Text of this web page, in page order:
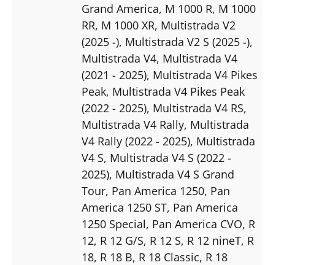
Grand America, M 1000 R, M 1000
RR, M 1000 XR, Multistrada V2
(2025 -), Multistrada V2 S (2025 -),
Multistrada V4, Multistrada V4
(2021 - 2025), Multistrada V4 Pikes
Peak, Multistrada V4 Pikes Peak
(2022 - 2025), Multistrada V4 RS,
Multistrada V4 Rally, Multistrada
V4 Rally (2022 - 2025), Multistrada
V4 S, Multistrada V4 S (2022 -
2025), Multistrada V4 S Grand
Tour, Pan America 1250, Pan
America 1250 ST, Pan America
1250 Special, Pan America CVO, R
12, R 12 G/S, R 12 S, R 12 nineT, R
18, R 18 B, R 18 Classic, R 18